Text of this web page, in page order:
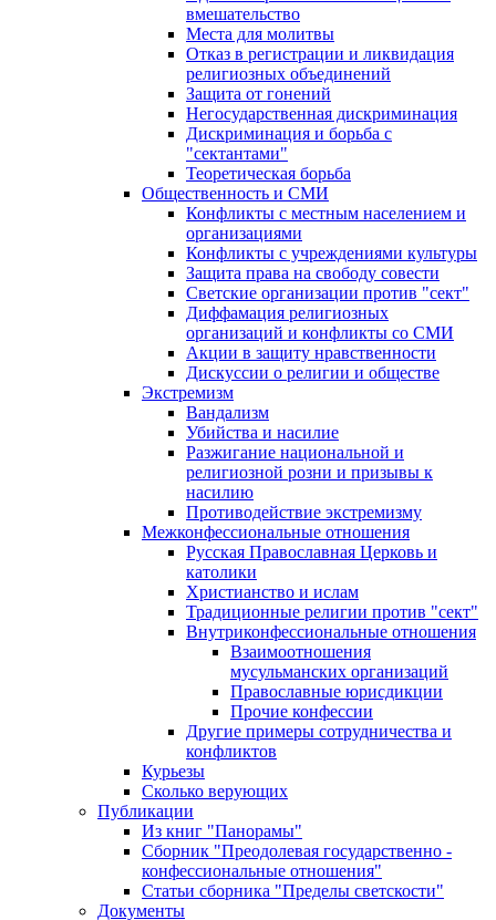
вмешательство
Места для молитвы
Отказ в регистрации и ликвидация
религиозных объединений
Защита от гонений
Негосударственная дискриминация
Дискриминация и борьба с
"сектантами"
Теоретическая борьба
Общественность и СМИ
Конфликты с местным населением и
организациями
Конфликты с учреждениями культуры
Защита права на свободу совести
Светские организации против "сект"
Диффамация религиозных
организаций и конфликты со СМИ
Акции в защиту нравственности
Дискуссии о религии и обществе
Экстремизм
Вандализм
Убийства и насилие
Разжигание национальной и
религиозной розни и призывы к
насилию
Противодействие экстремизму
Межконфессиональные отношения
Русская Православная Церковь и
католики
Христианство и ислам
Традиционные религии против "сект"
Внутриконфессиональные отношения
Взаимоотношения
мусульманских организаций
Православные юрисдикции
Прочие конфессии
Другие примеры сотрудничества и
конфликтов
Курьезы
Сколько верующих
Публикации
Из книг "Панорамы"
Сборник "Преодолевая государственно -
конфессиональные отношения"
Статьи сборника "Пределы светскости"
Документы